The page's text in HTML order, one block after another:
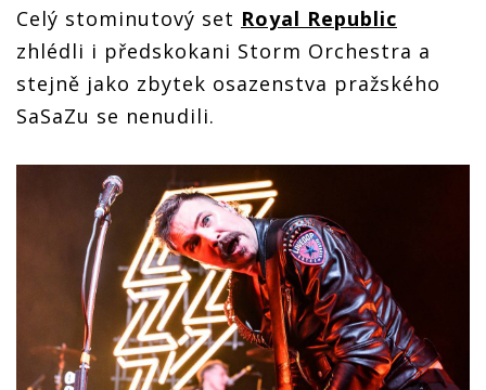
Celý stominutový set Royal Republic
zhlédli i předskokani Storm Orchestra a
stejně jako zbytek osazenstva pražského
SaSaZu se nenudili.